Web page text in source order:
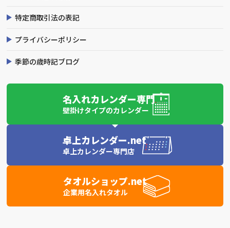
特定商取引法の表記
プライバシーポリシー
季節の歳時記ブログ
名入れカレンダー専門
壁掛けタイプのカレンダー
卓上カレンダー.net
卓上カレンダー専門店
タオルショップ.net
企業用名入れタオル